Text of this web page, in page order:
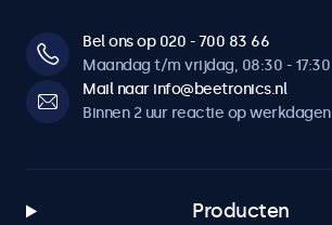
Bel ons op 020 - 700 83 66
Maandag t/m vrijdag, 08:30 - 17:30
Mail naar info@beetronics.nl
Binnen 2 uur reactie op werkdagen
Producten